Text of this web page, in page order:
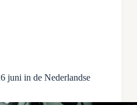
juni in de Nederlandse